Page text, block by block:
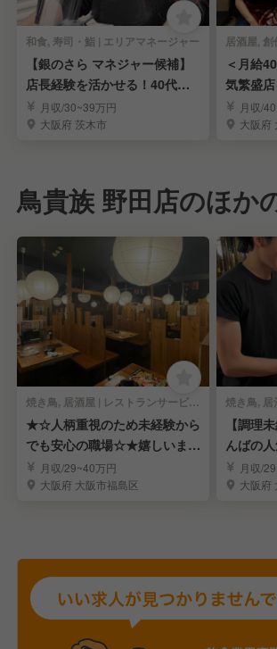
和食, 寿司・鮨 | エリアマネージャー
【銀のさら マネジャー候補】
店長経験を活かせる！40代積
極採用中◎
月収/30~39万円
大阪府 茨木市
＜月給
気繁盛
MGR候
月収/
大阪府
鳥貴族 野田店のほか
焼き鳥, 居酒屋 | レストランサービス・ホールスタッフ
★☆人柄重視のため未経験から
でも安心の職場☆★嬉しいまか
ない付
月収/29~40万円
大阪府 大阪市福島区
【調理
んばの
で若手ス
月収/
大阪府